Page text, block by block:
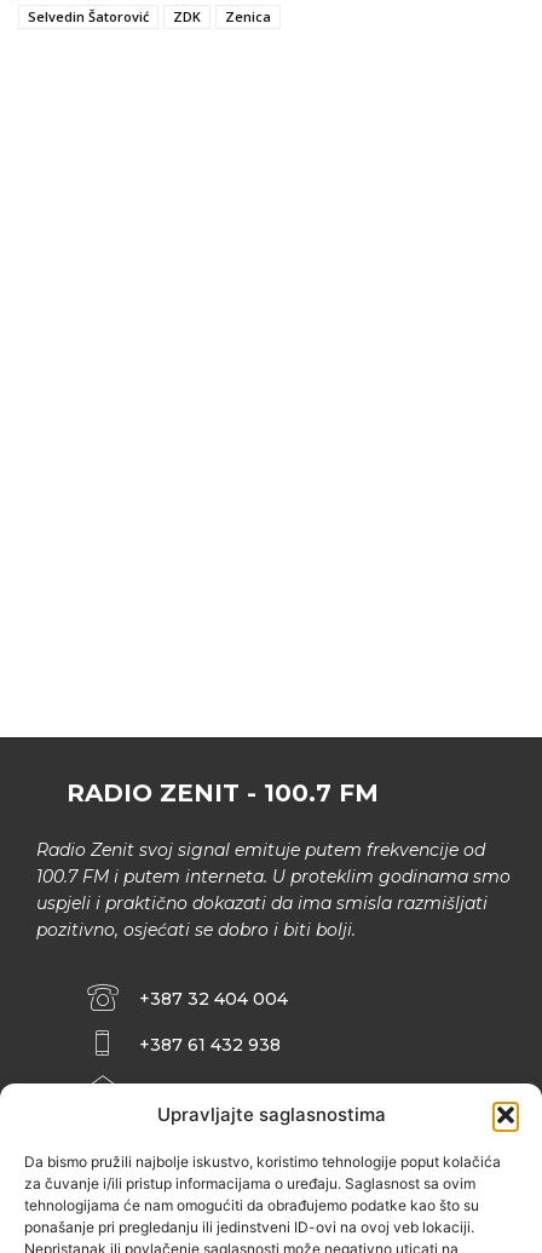
Upravljajte saglasnostima
Da bismo pružili najbolje iskustvo, koristimo tehnologije poput kolačića
za čuvanje i/ili pristup informacijama o uređaju. Saglasnost sa ovim
tehnologijama će nam omogućiti da obrađujemo podatke kao što su
ponašanje pri pregledanju ili jedinstveni ID-ovi na ovoj veb lokaciji.
Nepristanak ili povlačenje saglasnosti može negativno uticati na
Selvedin Šatorović
ZDK Zenica
RADIO ZENIT - 100.7 FM
Radio Zenit svoj signal emituje putem frekvencije od
100.7 FM i putem interneta. U proteklim godinama smo
uspjeli i praktično dokazati da ima smisla razmišljati
pozitivno, osjećati se dobro i biti bolji.
+387 32 404 004
+387 61 432 938
ZENIČANKA, 3. SPRAT), 72000 ZENICA